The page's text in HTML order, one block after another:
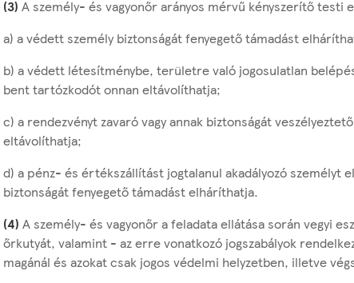
(3) A személy- és vagyonőr arányos mérvű kényszerítő testi
a) a védett személy biztonságát fenyegető támadást
b) a védett létesítménybe, területre való jogosulatlan
bent tartózkodót onnan eltávolíthatja;
c) a rendezvényt zavaró vagy annak biztonságát
eltávolíthatja;
d) a pénz- és értékszállítást jogtalanul akadályozó személyt
biztonságát fenyegető támadást elháríthatja.
(4) A személy- és vagyonőr a feladata ellátása során vegyi
őrkutyát, valamint - az erre vonatkozó jogszabályok
magánál és azokat csak jogos védelmi helyzetben, illetve